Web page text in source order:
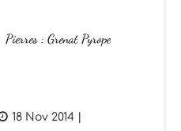
Pierres : Grenat Pyrope
18 Nov 2014